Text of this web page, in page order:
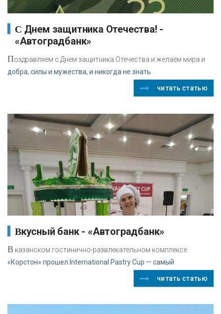
С Днем защитника Отечества! -
«Автоградбанк»
Поздравляем с Днем защитника Отечества и желаем мира и
добра, силы и мужества, и никогда не знать
читать статью
Вкусный банк - «Автоградбанк»
В казанском гостинично-развлекательном комплексе
«Корстон» прошел International Pastry Cup — самый
читать статью